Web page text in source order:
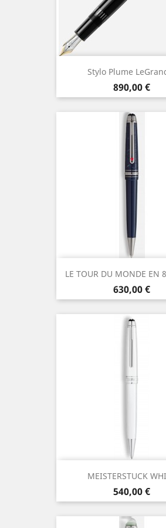
Stylo Plume
Prix
890,00 €
LE TOUR DU MONDE EN
Prix
630,00 €
MEISTERSTUCK
Prix
540,00 €